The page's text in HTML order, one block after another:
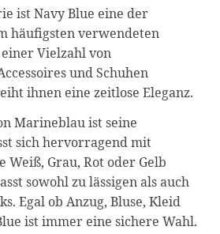
ist Navy Blue eine der
häufigsten verwendeten
Vielzahl von
und Schuhen
ihnen eine zeitlose Eleganz.
Marineblau ist seine
sich hervorragend mit
Weiß, Grau, Rot oder Gelb
sowohl zu lässigen als auch
Egal ob Anzug, Bluse, Kleid
ist immer eine sichere Wahl.